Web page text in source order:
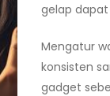
gelap
Mengatur
konsisten
gadget